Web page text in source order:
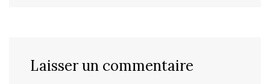
Laisser un commentaire